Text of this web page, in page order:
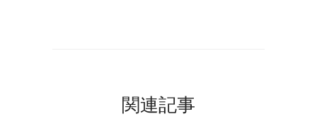
関連記事